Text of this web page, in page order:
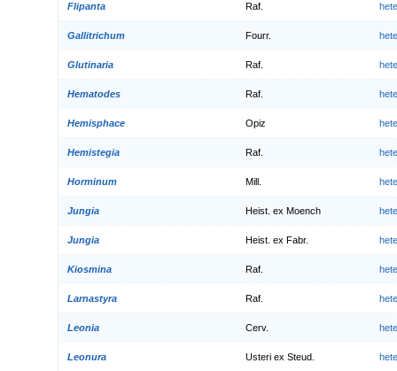
Flipanta Raf.
Gallitrichum Fourr.
Glutinaria Raf.
Hematodes Raf.
Hemisphace Opiz
Hemistegia Raf.
Horminum Mill.
Jungia Heist. ex Moench
Jungia Heist. ex Fabr.
Kiosmina Raf.
Larnastyra Raf.
Leonia Cerv.
Leonura Usteri ex Steud.